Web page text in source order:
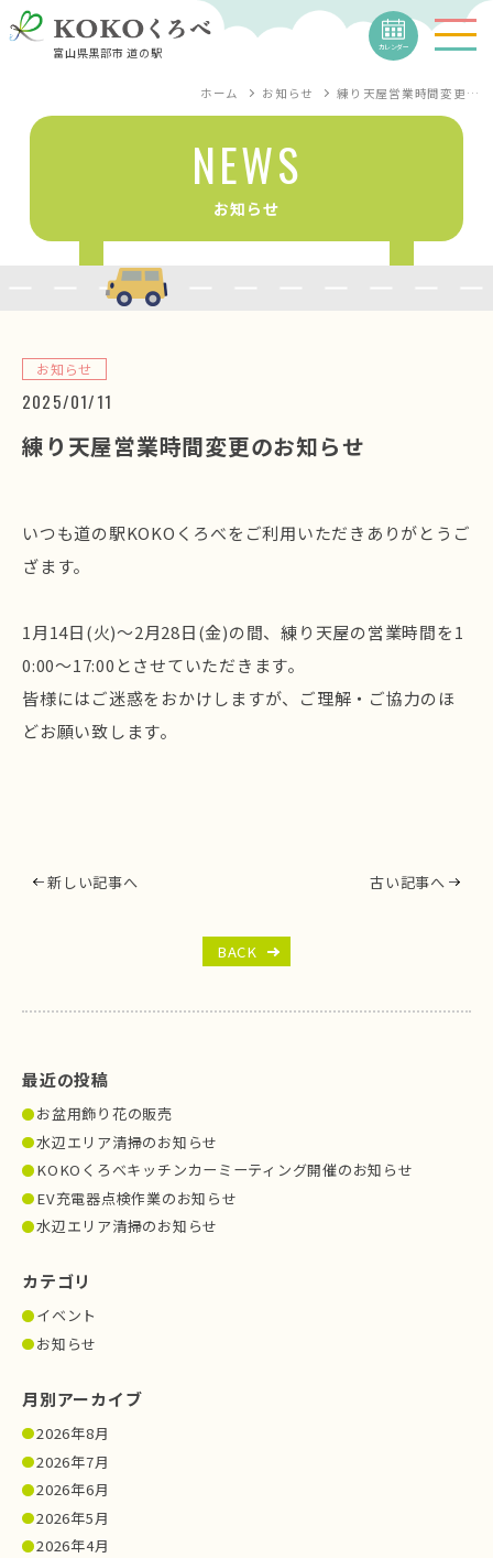
富山県黒部市 道の駅 カレンダー
NEWS
お知らせ
ホーム お知らせ 練り天屋営業時間変更…
お知らせ
2025/01/11
練り天屋営業時間変更のお知らせ
いつも道の駅KOKOくろべをご利用いただきありがとうご
ざます。
1月14日(火)～2月28日(金)の間、練り天屋の営業時間を1
0:00～17:00とさせていただきます。
皆様にはご迷惑をおかけしますが、ご理解・ご協力のほ
どお願い致します。
新しい記事へ 古い記事へ
BACK
最近の投稿
お盆用飾り花の販売
水辺エリア清掃のお知らせ
KOKOくろべキッチンカーミーティング開催のお知らせ
EV充電器点検作業のお知らせ
水辺エリア清掃のお知らせ
カテゴリ
イベント
お知らせ
月別アーカイブ
2026年8月
2026年7月
2026年6月
2026年5月
2026年4月